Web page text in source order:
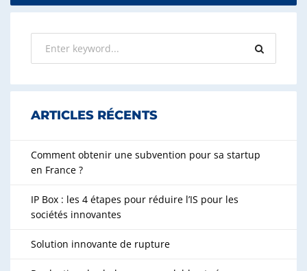
ARTICLES RÉCENTS
Comment obtenir une subvention pour sa startup
en France ?
IP Box : les 4 étapes pour réduire l’IS pour les
sociétés innovantes
Solution innovante de rupture